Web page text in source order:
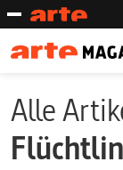
Alle